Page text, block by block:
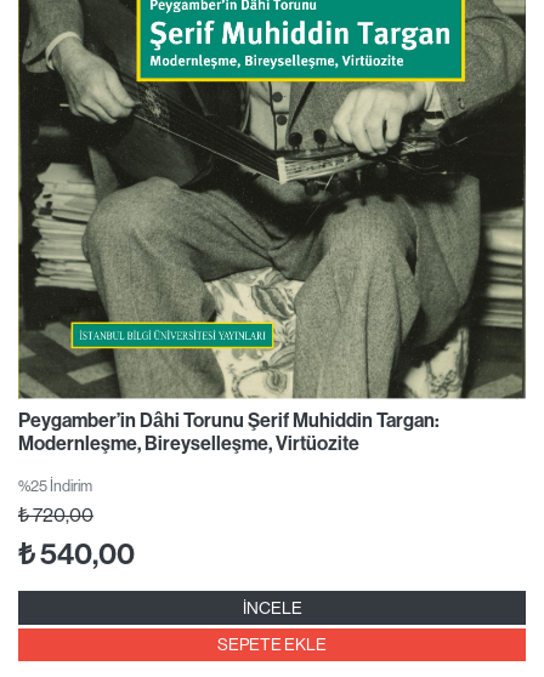
Peygamber’in Dâhi Torunu Şerif Muhiddin Targan:
Modernleşme, Bireyselleşme, Virtüozite
%25 İndirim
₺720,00
₺540,00
İNCELE
SEPETE EKLE